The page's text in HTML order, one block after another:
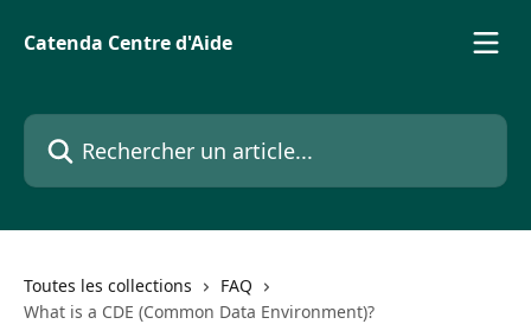
Catenda Centre d'Aide
Rechercher un article...
Toutes les collections
FAQ
What is a CDE (Common Data Environment)?